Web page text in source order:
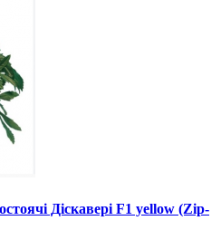
Діскавері F1 yellow (Zip-